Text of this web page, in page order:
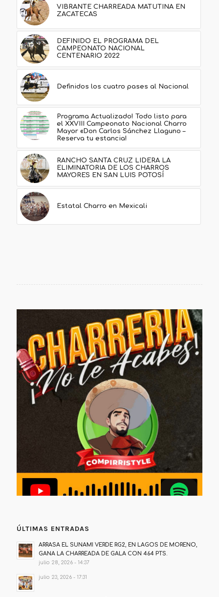
VIBRANTE CHARREADA MATUTINA EN
ZACATECAS
DEFINIDO EL PROGRAMA DEL
CAMPEONATO NACIONAL
CENTENARIO 2022
Definidos los cuatro pases al Nacional
Programa Actualizado! Todo listo para
el XXVIII Campeonato Nacional Charro
Mayor «Don Carlos Sánchez Llaguno –
Reserva tu estancia!
RANCHO SANTA CRUZ LIDERA LA
ELIMINATORIA DE LOS CHARROS
MAYORES EN SAN LUIS POTOSÍ
Estatal Charro en Mexicali
ÚLTIMAS ENTRADAS
ARRASA EL SUNAMI VERDE RG2, EN LAGOS DE MORENO,
GANA LA CHARREADA DE GALA CON 464 PTS.
julio 28, 2026 - 14:37
julio 23, 2026 - 17:31